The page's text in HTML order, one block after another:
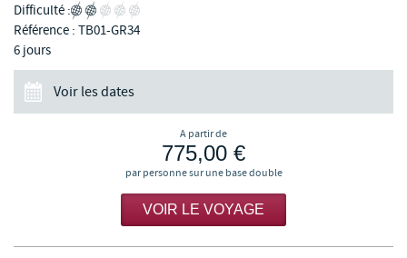
Difficulté :
Référence : TB01-GR34
6 jours
Voir les dates
A partir de
775,00 €
par personne sur une base double
VOIR LE VOYAGE